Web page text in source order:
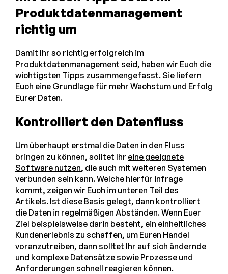
Produktdatenmanagement
richtig um
Damit Ihr so richtig erfolgreich im
Produktdatenmanagement seid, haben wir Euch die
wichtigsten Tipps zusammengefasst. Sie liefern
Euch eine Grundlage für mehr Wachstum und Erfolg
Eurer Daten.
Kontrolliert den Datenfluss
Um überhaupt erstmal die Daten in den Fluss
bringen zu können, solltet Ihr eine geeignete
Software nutzen, die auch mit weiteren Systemen
verbunden sein kann. Welche hierfür infrage
kommt, zeigen wir Euch im unteren Teil des
Artikels. Ist diese Basis gelegt, dann kontrolliert
die Daten in regelmäßigen Abständen. Wenn Euer
Ziel beispielsweise darin besteht, ein einheitliches
Kundenerlebnis zu schaffen, um Euren Handel
voranzutreiben, dann solltet Ihr auf sich ändernde
und komplexe Datensätze sowie Prozesse und
Anforderungen schnell reagieren können.